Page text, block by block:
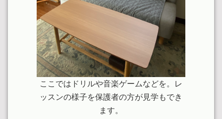
ここではドリルや音楽ゲームなどを。レ
ッスンの様子を保護者の方が見学もでき
ます。